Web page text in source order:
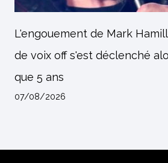
L'engouement de Mark
de voix off s'est déclenché
que 5 ans
07/08/2026